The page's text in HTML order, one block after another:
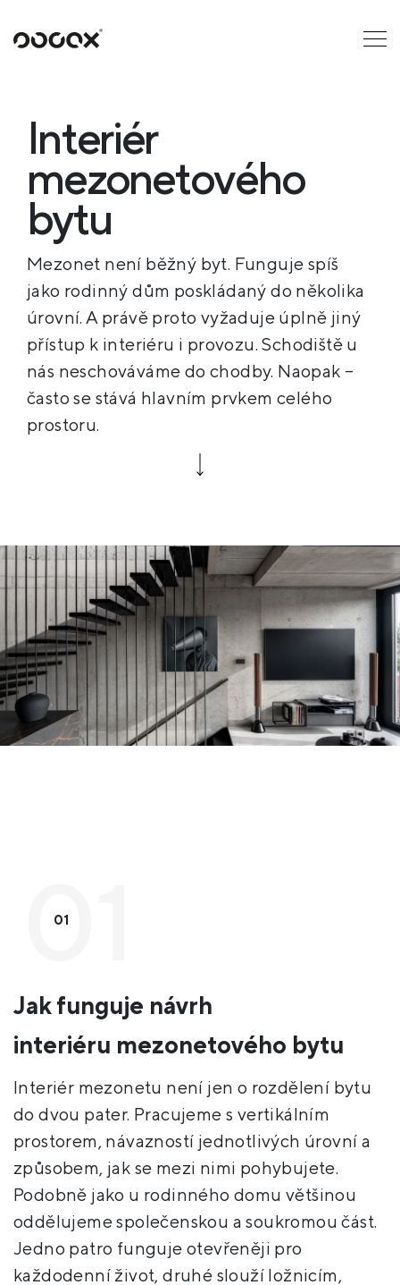
U
ČTI JAKO
Interiér
mezonetového
bytu
Mezonet není běžný byt. Funguje spíš
jako rodinný dům poskládaný do několika
úrovní. A právě proto vyžaduje úplně jiný
přístup k interiéru i provozu. Schodiště u
nás neschováváme do chodby. Naopak –
často se stává hlavním prvkem celého
prostoru.
01
Jak funguje návrh
interiéru mezonetového bytu
Interiér mezonetu není jen o rozdělení bytu
do dvou pater. Pracujeme s vertikálním
prostorem, návazností jednotlivých úrovní a
způsobem, jak se mezi nimi pohybujete.
Podobně jako u rodinného domu většinou
oddělujeme společenskou a soukromou část.
Jedno patro funguje otevřeněji pro
každodenní život, druhé slouží ložnicím,